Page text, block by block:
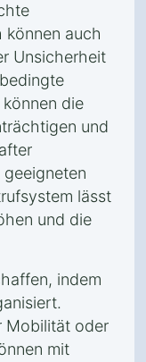
können auch
Unsicherheit
die
und
lässt
und die
indem
Mobilität oder
mit